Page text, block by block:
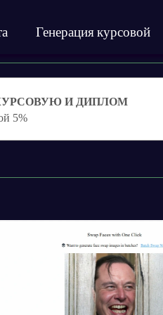
Генерация курсовой
И ДИПЛОМ
5%